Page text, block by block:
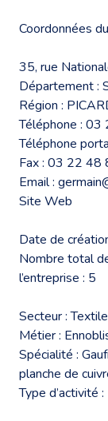
Coordonnées
35, rue
Département :
Région :
Téléphone :
Téléphone
Fax : 03 22 48
Email :
Site Web
Date de
Nombre total
l’entreprise : 5
Secteur : Textile
Métier :
Spécialité :
planche de
Type